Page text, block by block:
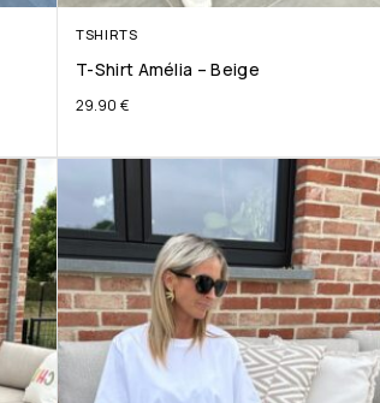
TSHIRTS
T-Shirt Amélia – Beige
29.90 €